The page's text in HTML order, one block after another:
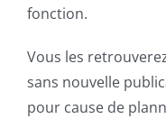
fonction.
Vous les
sans nouvelle
pour cause de